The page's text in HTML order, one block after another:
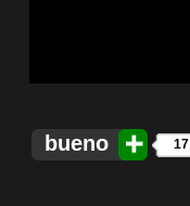
bueno 17